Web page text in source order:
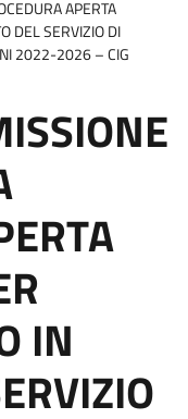
APERTA
DEL SERVIZIO DI
2022-2026 – CIG
IN